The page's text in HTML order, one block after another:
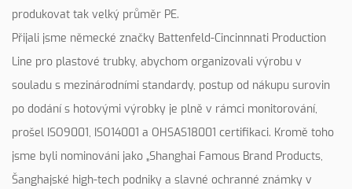
produkovat tak velký průměr PE.
Přijali jsme německé značky Battenfeld-Cincinnnati Production
Line pro plastové trubky, abychom organizovali výrobu v
souladu s mezinárodními standardy, postup od nákupu surovin
po dodání s hotovými výrobky je plně v rámci monitorování,
prošel ISO9001, ISO14001 a OHSAS18001 certifikaci. Kromě toho
jsme byli nominováni jako „Shanghai Famous Brand Products,
Šanghajské high-tech podniky a slavné ochranné známky v